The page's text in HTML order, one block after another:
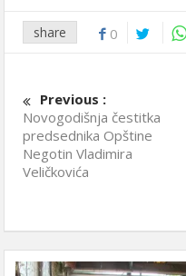
share 0
Previous :
Novogodišnja čestitka
predsednika Opštine
Negotin Vladimira
Veličkovića